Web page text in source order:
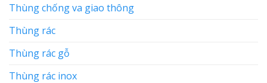
Thùng chống va giao thông
Thùng rác
Thùng rác gỗ
Thùng rác inox